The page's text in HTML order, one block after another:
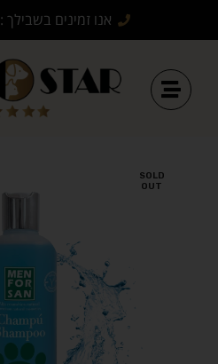
אנו זמינים בשבילך : 052-566-6287
SOLD
OUT